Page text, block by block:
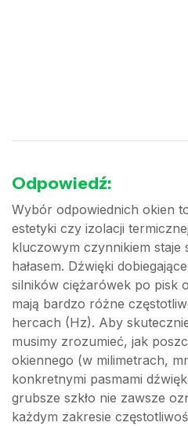
Odpowiedź:
Wybór odpowiednich okien
estetyki czy izolacji
kluczowym czynnikiem staje
hałasem. Dźwięki
silników ciężarówek po pisk
mają bardzo różne
hercach (Hz). Aby
musimy zrozumieć, jak
okiennego (w milimetrach,
konkretnymi pasmami
grubsze szkło nie zawsze
każdym zakresie